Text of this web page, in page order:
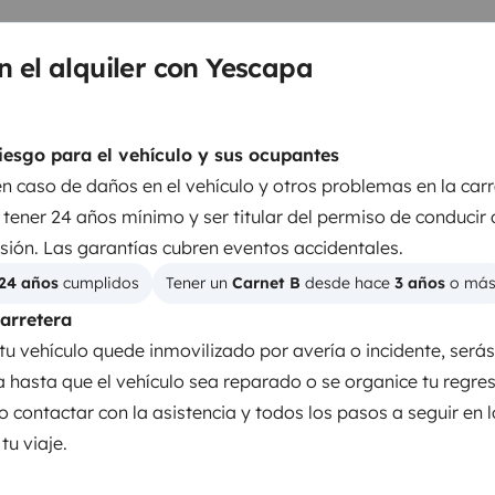
el alquiler con Yescapa
para el vehículo y sus ocupantes
caso de daños en el vehículo y otros problemas en la
24 años mínimo y ser titular del permiso de conducir
Las garantías cubren eventos accidentales.
años cumplidos Tener un Carnet B desde hace 3 años o más
vehículo quede inmovilizado por avería o incidente,
hasta que el vehículo sea reparado o se organice tu
contactar con la asistencia y todos los pasos a seguir en
viaje.
corriente exterior 220v. Toldo
independiente. Muchos
perfecta, 120.000 kms,
aceite, combustible y
Camas 2
Cama convertible salón
135x200 cm
Camas 3
Cama techo elevable
150x200 cm
Portabicicletas
Kit de vajilla